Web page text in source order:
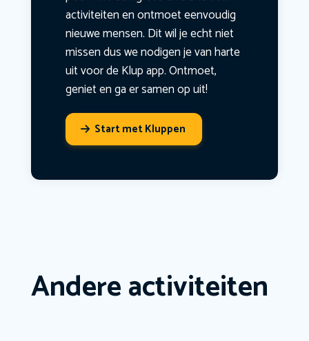
activiteiten en ontmoet eenvoudig
nieuwe mensen. Dit wil je echt niet
missen dus we nodigen je van harte
uit voor de Klup app. Ontmoet,
geniet en ga er samen op uit!
Start met Kluppen
Andere activiteiten